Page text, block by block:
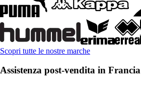
Scopri tutte le nostre marche
Assistenza post-vendita in Francia